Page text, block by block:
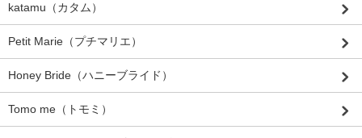
katamu（カタム）
Petit Marie（プチマリエ）
Honey Bride（ハニーブライド）
Tomo me（トモミ）